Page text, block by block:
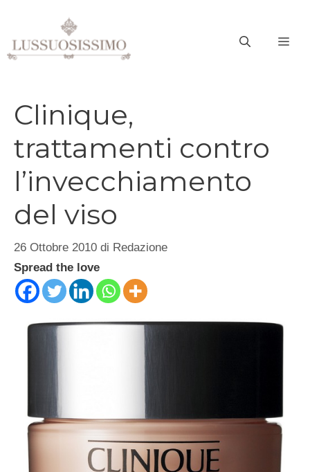
contenuto
Clinique,
trattamenti contro
l’invecchiamento
del viso
26 Ottobre 2010 di Redazione
Spread the love